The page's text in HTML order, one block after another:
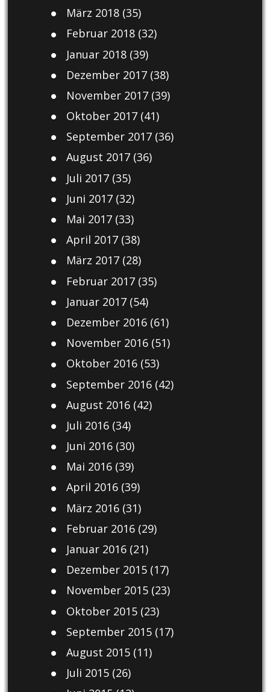
März 2018(35)
Februar 2018(32)
Januar 2018(39)
Dezember 2017(38)
November 2017(39)
Oktober 2017(41)
September 2017(36)
August 2017(36)
Juli 2017(35)
Juni 2017(32)
Mai 2017(33)
April 2017(38)
März 2017(28)
Februar 2017(35)
Januar 2017(54)
Dezember 2016(61)
November 2016(51)
Oktober 2016(53)
September 2016(42)
August 2016(42)
Juli 2016(34)
Juni 2016(30)
Mai 2016(39)
April 2016(39)
März 2016(31)
Februar 2016(29)
Januar 2016(21)
Dezember 2015(17)
November 2015(23)
Oktober 2015(23)
September 2015(17)
August 2015(11)
Juli 2015(26)